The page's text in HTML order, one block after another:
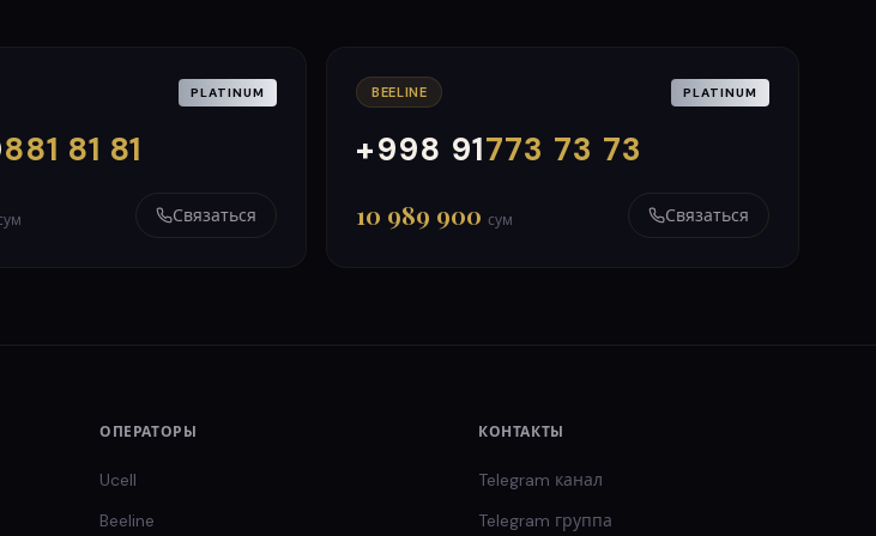
PLATINUM
881 81 81
Связаться
BEELINE PLATINUM
+998 91773 73 73
000
999
10 989 900 сум Связаться
ОПЕРАТОРЫ
Ucell
Beeline
КОНТАКТЫ
Telegram канал
Telegram группа